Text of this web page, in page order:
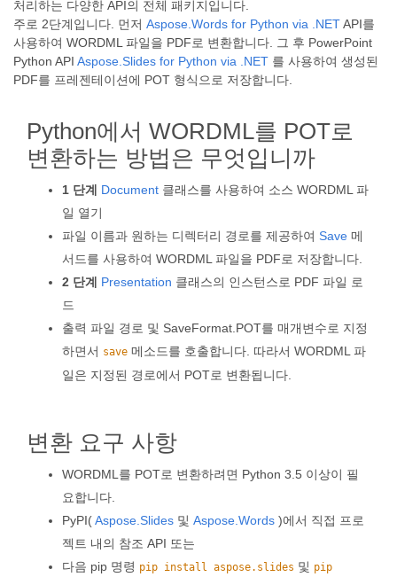
처리하는 다양한 API의 전체 패키지입니다.
주로 2단계입니다. 먼저 Aspose.Words for Python via .NETAPI를
사용하여 WORDML 파일을 PDF로 변환합니다. 그 후 PowerPoint
Python API Aspose.Slides for Python via .NET 를 사용하여 생성된
PDF를 프레젠테이션에 POT 형식으로 저장합니다.
Python에서 WORDML를 POT로
변환하는 방법은 무엇입니까
1 단계 Document 클래스를 사용하여 소스 WORDML 파
일 열기
파일 이름과 원하는 디렉터리 경로를 제공하여 Save 메
서드를 사용하여 WORDML 파일을 PDF로 저장합니다.
2 단계 Presentation 클래스의 인스턴스로 PDF 파일 로
드
출력 파일 경로 및 SaveFormat.POT를 매개변수로 지정
하면서 save 메소드를 호출합니다. 따라서 WORDML 파
일은 지정된 경로에서 POT로 변환됩니다.
변환 요구 사항
WORDML를 POT로 변환하려면 Python 3.5 이상이 필
요합니다.
PyPI(Aspose.Slides 및 Aspose.Words )에서 직접 프로
젝트 내의 참조 API 또는
다음 pip 명령 pip install aspose.slides 및 pip